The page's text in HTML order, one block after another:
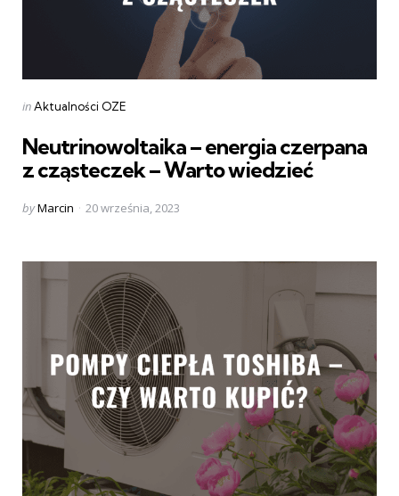
Categories
Posted
inAktualności OZE
Neutrinowoltaika – energia czerpana
z cząsteczek – Warto wiedzieć
Posted
byMarcin 20 września, 2023